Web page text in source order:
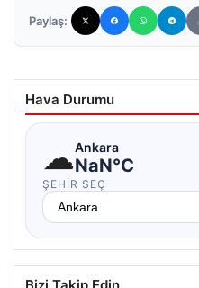
Paylaş:
Hava Durumu
☁Ankara
NaN°C
ŞEHIR SEÇ